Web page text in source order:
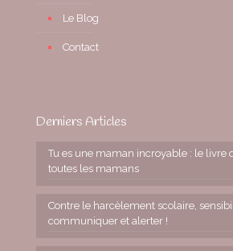
Le Blog
Contact
Derniers Articles
Tu es une maman incroyable : le livre
toutes les mamans
Contre le harcèlement scolaire,
communiquer et alerter !